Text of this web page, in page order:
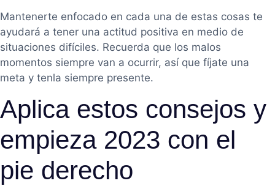
Mantenerte enfocado en cada una de estas cosas te
ayudará a tener una actitud positiva en medio de
situaciones difíciles. Recuerda que los malos
momentos siempre van a ocurrir, así que fíjate una
meta y tenla siempre presente.
Aplica estos consejos y
empieza 2023 con el
pie derecho